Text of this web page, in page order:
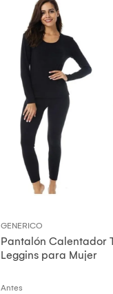
GENERICO
Pantalón Calentador
Leggins para Mujer
Antes